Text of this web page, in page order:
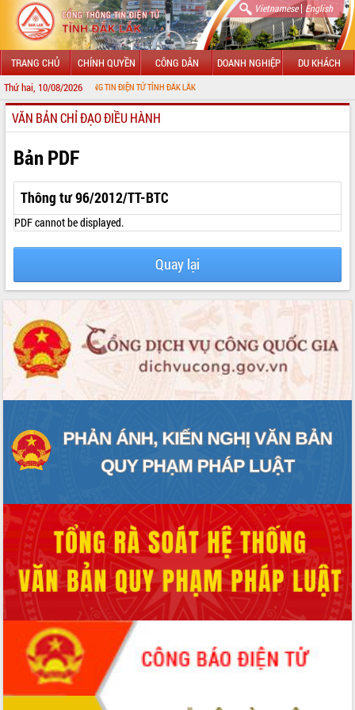
Vietnamese| English
TRANG CHỦ CHÍNH QUYỀN CÔNG DÂN DOANH NGHIỆP DU KHÁCH
Thứ hai, 10/08/2026
CỔNG THÔNG TIN ĐIỆN TỬ TỈNH ĐẮK LẮK
GIỚI THIỆU
LÃNH ĐẠO UBND TỈNH
TIN TỨC SỰ KIỆN
SỞ, BAN, NGÀNH
UBND CÁC XÃ, PHƯỜNG
THÔNG TIN CHỈ ĐẠO ĐIỀU HÀNH
VĂN BẢN HĐND TỈNH
ĐIỂM TIN VĂN BẢN
VĂN BẢN CHỈ ĐẠO ĐIỀU HÀNH
Bản PDF
Thông tư 96/2012/TT-BTC
PDF cannot be displayed.
Quay lại